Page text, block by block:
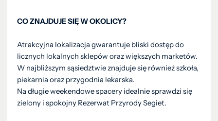
CO ZNAJDUJE SIĘ W OKOLICY?
Atrakcyjna lokalizacja gwarantuje bliski dostęp do
licznych lokalnych sklepów oraz większych marketów.
W najbliższym sąsiedztwie znajduje się również szkoła,
piekarnia oraz przygodnia lekarska.
Na długie weekendowe spacery idealnie sprawdzi się
zielony i spokojny Rezerwat Przyrody Segiet.